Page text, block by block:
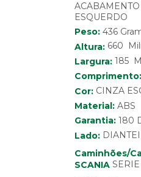
ESQUERDO
Peso: 436
Altura:660
Largura:185
Comprimento:
Cor: CINZA
Material: ABS
Garantia: 180
Lado:
Caminhões/
SCANIASERIE